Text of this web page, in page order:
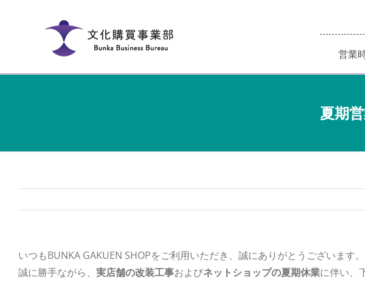
営業
夏期
いつもBUNKA GAKUEN SHOPをご利用いただき、誠にありがとうございます。
誠に勝手ながら、 実店舗の改装工事およびネットショップの夏期休業に伴い、